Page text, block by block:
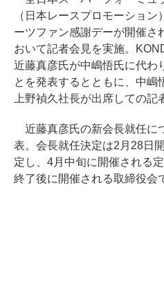
（日本レースプロモーショ
ーツファン感謝デーが開催さ
おいて記者会見を実施。
近藤真彦氏が中嶋悟氏に代わ
とを発表するとともに、中嶋
上野禎久社長が出席しての記
近藤真彦氏の新会長就任に
表。会長就任決定は2月28日
定し、4月中旬に開催される
終了後に開催される取締役会